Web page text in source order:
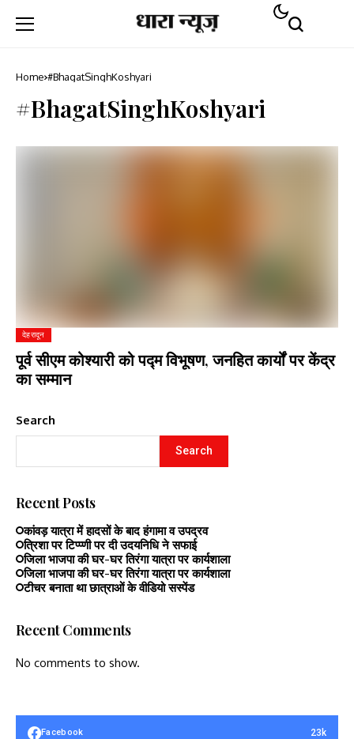
Home #BhagatSinghKoshyari
#BhagatSinghKoshyari
देहरादून
पूर्व सीएम कोश्यारी को पद्म विभूषण, जनहित कार्यों पर केंद्र
का सम्मान
Search
Search
Recent Posts
कांवड़ यात्रा में हादसों के बाद हंगामा व उपद्रव
त्रिशा पर टिप्प्णी पर दी उदयनिधि ने सफाई
जिला भाजपा की घर-घर तिरंगा यात्रा पर कार्यशाला
जिला भाजपा की घर-घर तिरंगा यात्रा पर कार्यशाला
टीचर बनाता था छात्राओं के वीडियो सस्पेंड
Recent Comments
No comments to show.
Facebook 23k